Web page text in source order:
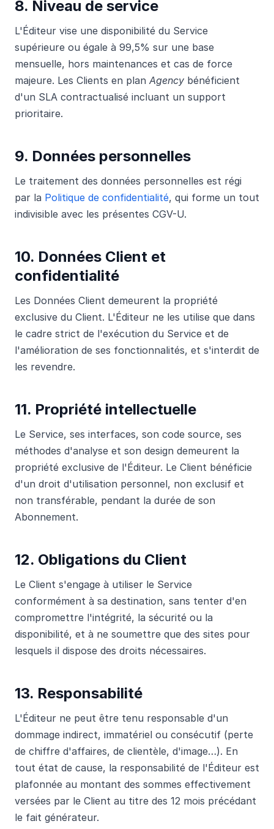
8. Niveau de service
L'Éditeur vise une disponibilité du Service
supérieure ou égale à 99,5% sur une base
mensuelle, hors maintenances et cas de force
majeure. Les Clients en plan Agency bénéficient
d'un SLA contractualisé incluant un support
prioritaire.
9. Données personnelles
Le traitement des données personnelles est régi
par la Politique de confidentialité, qui forme un tout
indivisible avec les présentes CGV-U.
10. Données Client et
confidentialité
Les Données Client demeurent la propriété
exclusive du Client. L'Éditeur ne les utilise que dans
le cadre strict de l'exécution du Service et de
l'amélioration de ses fonctionnalités, et s'interdit de
les revendre.
11. Propriété intellectuelle
Le Service, ses interfaces, son code source, ses
méthodes d'analyse et son design demeurent la
propriété exclusive de l'Éditeur. Le Client bénéficie
d'un droit d'utilisation personnel, non exclusif et
non transférable, pendant la durée de son
Abonnement.
12. Obligations du Client
Le Client s'engage à utiliser le Service
conformément à sa destination, sans tenter d'en
compromettre l'intégrité, la sécurité ou la
disponibilité, et à ne soumettre que des sites pour
lesquels il dispose des droits nécessaires.
13. Responsabilité
L'Éditeur ne peut être tenu responsable d'un
dommage indirect, immatériel ou consécutif (perte
de chiffre d'affaires, de clientèle, d'image…). En
tout état de cause, la responsabilité de l'Éditeur est
plafonnée au montant des sommes effectivement
versées par le Client au titre des 12 mois précédant
le fait générateur.